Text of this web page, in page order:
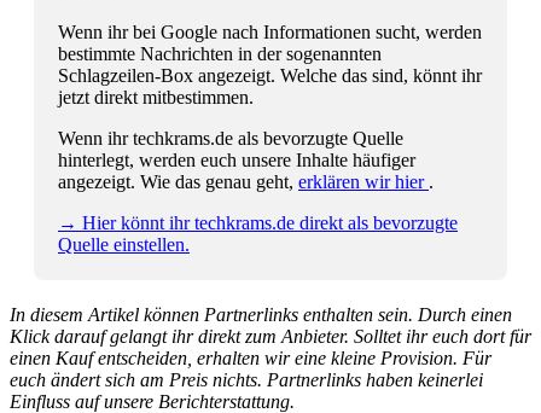
Wenn ihr bei Google nach Informationen sucht, werden
bestimmte Nachrichten in der sogenannten
Schlagzeilen-Box angezeigt. Welche das sind, könnt ihr
jetzt direkt mitbestimmen.
Wenn ihr techkrams.de als bevorzugte Quelle
hinterlegt, werden euch unsere Inhalte häufiger
angezeigt. Wie das genau geht, erklären wir hier .
→ Hier könnt ihr techkrams.de direkt als bevorzugte
Quelle einstellen.
In diesem Artikel können Partnerlinks enthalten sein. Durch einen
Klick darauf gelangt ihr direkt zum Anbieter. Solltet ihr euch dort für
einen Kauf entscheiden, erhalten wir eine kleine Provision. Für
euch ändert sich am Preis nichts. Partnerlinks haben keinerlei
Einfluss auf unsere Berichterstattung.